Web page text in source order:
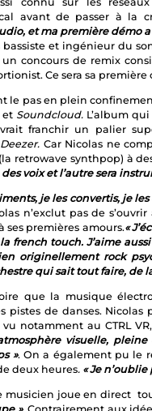
le pas en plein
Soundcloud.L’album qui
franchir un palier
Deezer.Car Nicolas ne
retrowave synthpop) à
je les convertis, je les
n’exclut pas de
premières amours.«
french touch. J’aime
originellement rock
que la musique
pistes de danses.
vu notamment au CTRL
visuelle,
». On a également pu le
musicien joue en direct
».Contrairement aux
liste de lecture.« Je
pour que
une portion du set à